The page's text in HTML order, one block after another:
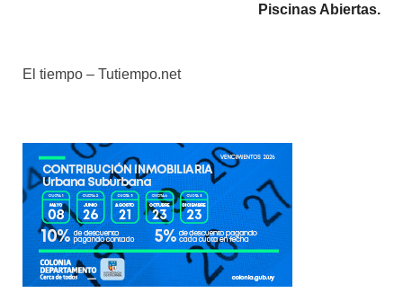
Piscinas Abiertas.
El tiempo – Tutiempo.net